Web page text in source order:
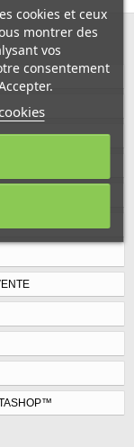
cookies et ceux
montrer des
vos
consentement